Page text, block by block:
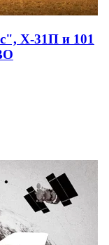
Х-31П и 101